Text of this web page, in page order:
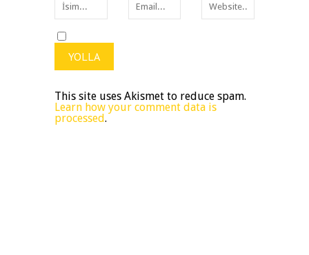
This site uses Akismet to reduce spam.
Learn how your comment data is
processed.